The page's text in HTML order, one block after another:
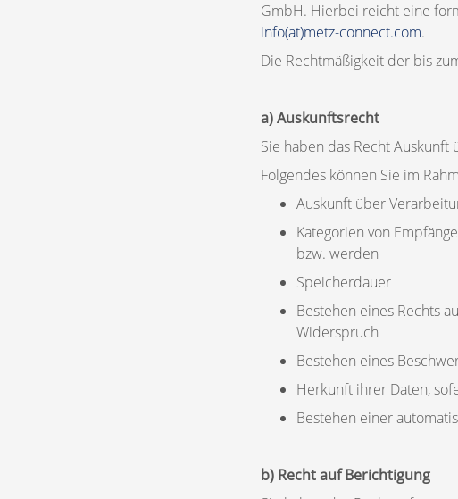
GmbH. Hierbei reicht eine
info(at)metz-connect.com.
Die Rechtmäßigkeit der bis
a) Auskunftsrecht
Sie haben das Recht
Folgendes können Sie im
Auskunft über
Kategorien von
bzw. werden
Speicherdauer
Bestehen eines Rechts
Widerspruch
Bestehen eines
Herkunft ihrer Daten,
Bestehen einer
b) Recht auf Berichtigung